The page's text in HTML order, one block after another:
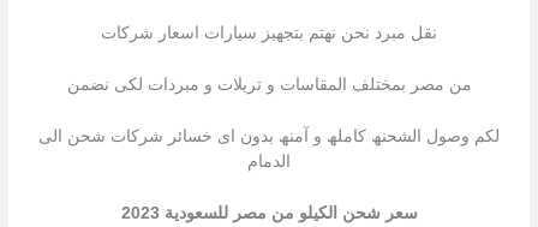
نقل مبرد نحن نھتم بتجھیز سیارات اسعار شركات
من مصر بمختلف المقاسات و تریلات و مبردات لكى نضمن
لكم وصول الشحنھ كاملھ و آمنھ بدون اى خسائر شركات شحن الى
الدمام
سعر شحن الكيلو من مصر للسعودية 2023